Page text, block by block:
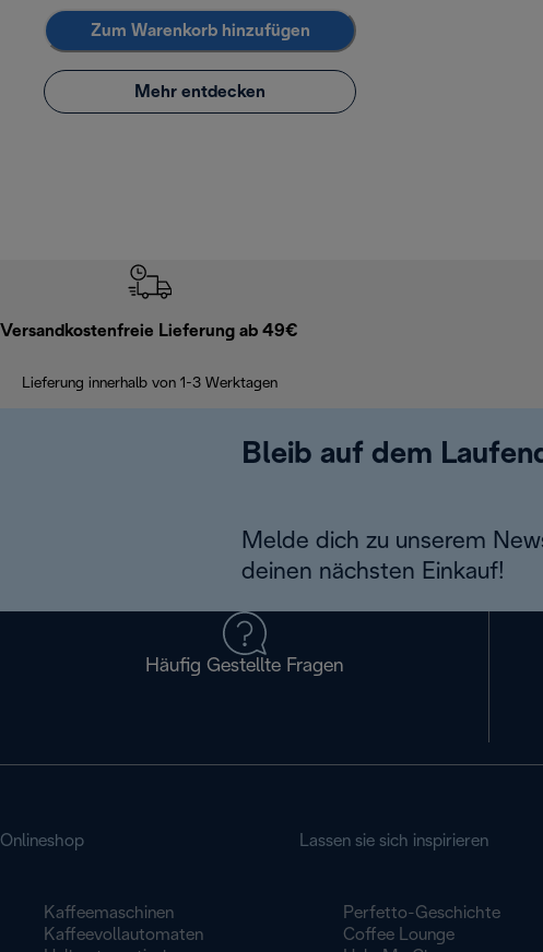
Zum Warenkorb hinzufügen
Mehr entdecken
Versandkostenfreie Lieferung ab 49€
Lieferung innerhalb von 1-3 Werktagen
Bleib auf dem
Melde dich zu unserem
deinen nächsten Einkauf!
Häufig Gestellte Fragen
Onlineshop
Kaffeemaschinen
Kaffeevollautomaten
Lassen sie sich inspirieren
Perfetto-Geschichte
Coffee Lounge